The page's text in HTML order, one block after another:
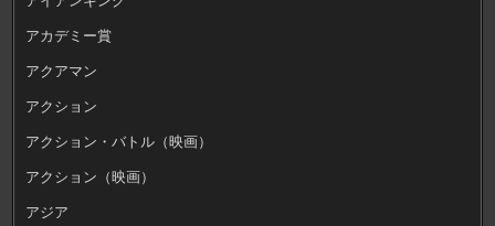
アカデミー賞
アクアマン
アクション
アクション・バトル（映画）
アクション（映画）
アジア